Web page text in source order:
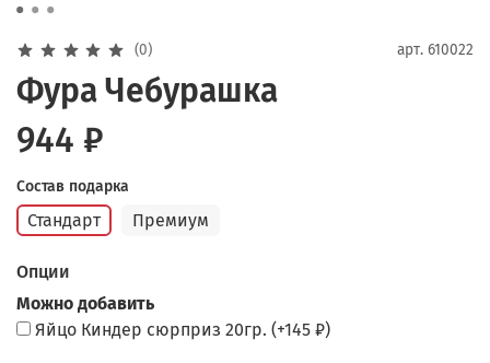
(0) арт. 610022
Фура Чебурашка
944 ₽
Состав подарка
Стандарт Премиум
Опции
Можно добавить
Яйцо Киндер сюрприз 20гр. (+145 ₽)